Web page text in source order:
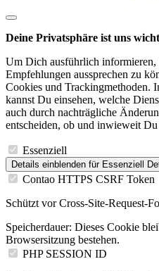
Deine Privatsphäre ist uns
Um Dich ausführlich informieren,
Empfehlungen aussprechen zu
Cookies und Trackingmethoden.
kannst Du einsehen, welche
auch durch nachträgliche
entscheiden, ob und inwieweit
Essenziell
Details einblenden für Essenziell
Contao HTTPS CSRF Token
Schützt vor Cross-Site-Request-
Speicherdauer: Dieses Cookie
Browsersitzung bestehen.
PHP SESSION ID